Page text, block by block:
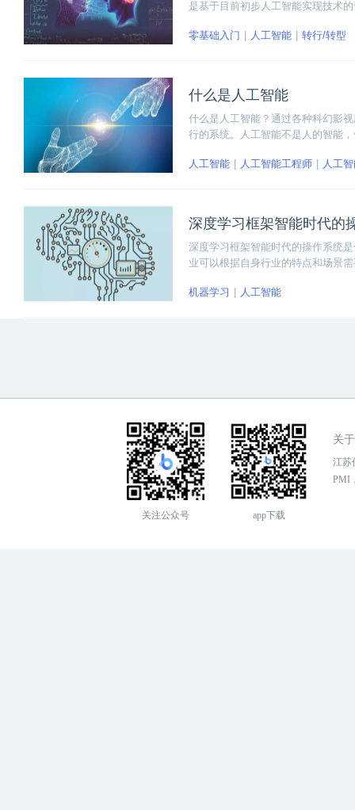
是基于目前初步人工智能实现技术
零基础入门
人工智能 转行/转型
什么是人工智能
什么是人工智能？通过各种科幻影
行的系统。人工智能不是人的智能
人工智能 人工智能工程师 人工
深度学习框架智能时代的
深度学习框架智能时代的操作系统
业可以根据自身行业的特点和场景
机器学习 人工智能
关注公众号 app下载
关
江苏
PMI